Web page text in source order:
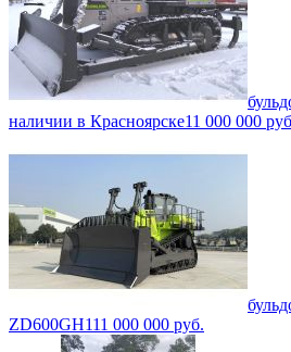
наличии в Красноярске11 000 000
ZD600GH111 000 000 руб.